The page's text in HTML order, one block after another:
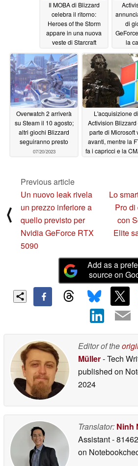
Il MOBA di Blizzard
celebra il ritorno:
Heroes of the Storm
appare in una nuova
veste di Starcraft
01/11/2024
di
la
di
Overwatch 2 arriverà
su Steam il 10 agosto;
altri giochi Blizzard
seguiranno presto
07/20/2023
L'acquisizione di
Activision Blizzard
parte di Microsoft
avanti, mentre la
fa i capricci e la
⟨
Previous article
Un nuovo leak rivela
un prezzo inferiore a
quello previsto per
Nvidia GeForce RTX
5090
Lo
Pro
con
Elite
Add as a
source on
Editor of the
Müller- Tech
published on
2024
Translator: Ninh
Assistant-
on